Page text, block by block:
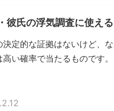
彼氏の浮気調査に使え
決定的な証拠はないけど、
高い確率で当たるものです